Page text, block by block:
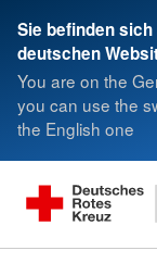
Sie befinden
deutschen
You are on the
you can use the
the English one